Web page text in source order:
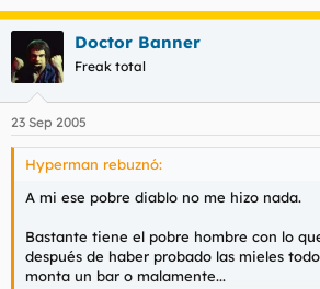
Doctor Banner
Freak total
23 Sep 2005
Hyperman rebuznó:
A mi ese pobre diablo no me hizo nada.
Bastante tiene el pobre hombre con lo
después de haber probado las mieles
monta un bar o malamente...